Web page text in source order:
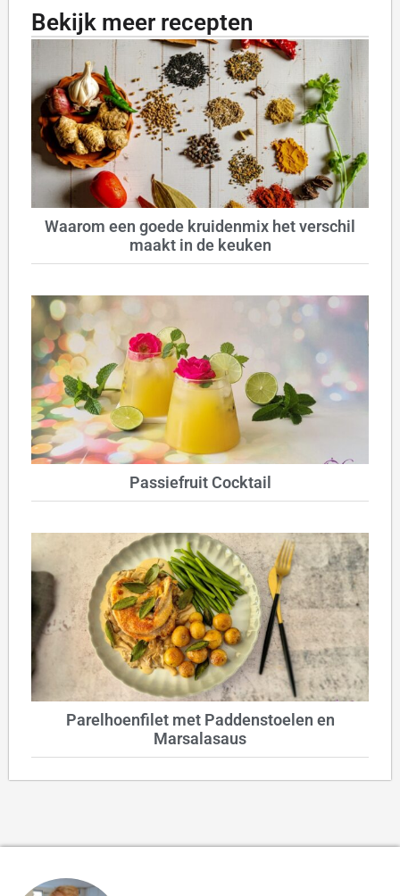
Bekijk meer recepten
Waarom een goede kruidenmix het verschil
maakt in de keuken
Passiefruit Cocktail
Parelhoenfilet met Paddenstoelen en
Marsalasaus